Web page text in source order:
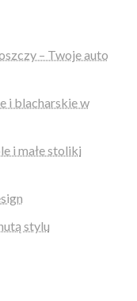
– Twoje auto
i blacharskie w
i małe stoliki
stylu